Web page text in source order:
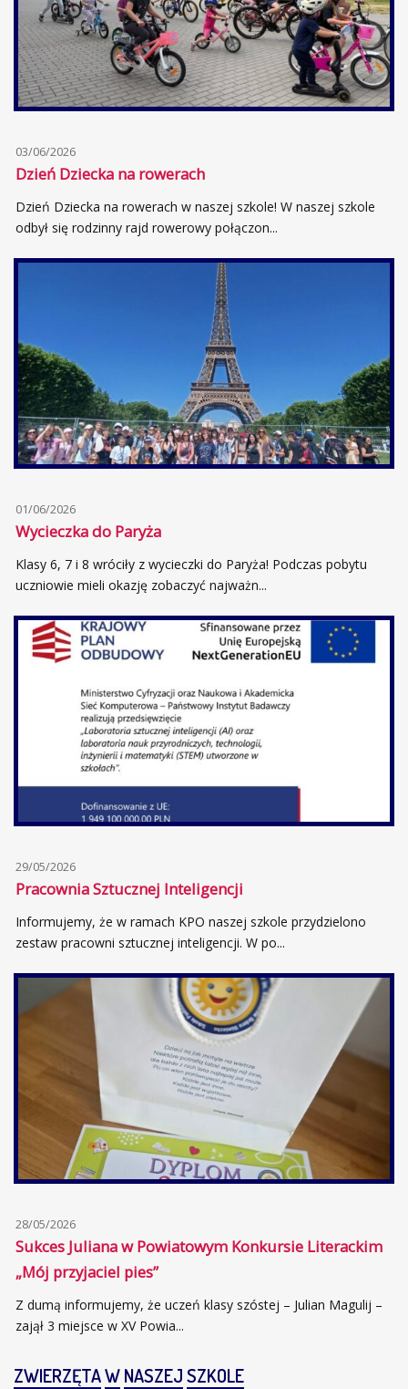
03/06/2026
Dzień Dziecka na rowerach
Dzień Dziecka na rowerach w naszej szkole! W naszej szkole
odbył się rodzinny rajd rowerowy połączon...
01/06/2026
Wycieczka do Paryża
Klasy 6, 7 i 8 wróciły z wycieczki do Paryża! Podczas pobytu
uczniowie mieli okazję zobaczyć najważn...
29/05/2026
Pracownia Sztucznej Inteligencji
Informujemy, że w ramach KPO naszej szkole przydzielono
zestaw pracowni sztucznej inteligencji. W po...
28/05/2026
Sukces Juliana w Powiatowym Konkursie Literackim
„Mój przyjaciel pies”
Z dumą informujemy, że uczeń klasy szóstej – Julian Magulij –
zajął 3 miejsce w XV Powia...
ZWIERZĘTAWNASZEJSZKOLE